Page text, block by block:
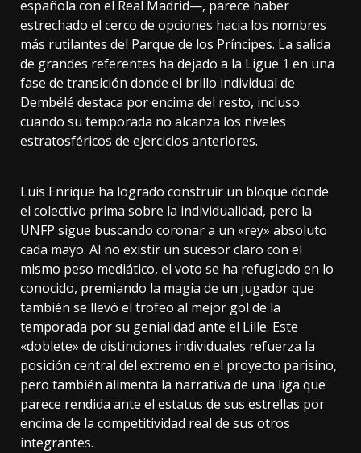
española con el Real Madrid—, parece haber
estrechado el cerco de opciones hacia los nombres
más rutilantes del Parque de los Príncipes. La salida
de grandes referentes ha dejado a la Ligue 1 en una
fase de transición donde el brillo individual de
Dembélé destaca por encima del resto, incluso
cuando su temporada no alcanza los niveles
estratosféricos de ejercicios anteriores.
Luis Enrique ha logrado construir un bloque donde
el colectivo prima sobre la individualidad, pero la
UNFP sigue buscando coronar a un «rey» absoluto
cada mayo. Al no existir un sucesor claro con el
mismo peso mediático, el voto se ha refugiado en lo
conocido, premiando la magia de un jugador que
también se llevó el trofeo al mejor gol de la
temporada por su genialidad ante el Lille. Este
«doblete» de distinciones individuales refuerza la
posición central del extremo en el proyecto parisino,
pero también alimenta la narrativa de una liga que
parece rendida ante el estatus de sus estrellas por
encima de la competitividad real de sus otros
integrantes.